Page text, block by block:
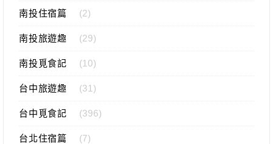
南投住宿篇 (2)
南投旅遊趣 (29)
南投覓食記 (10)
台中旅遊趣 (31)
台中覓食記 (396)
台北住宿篇 (7)